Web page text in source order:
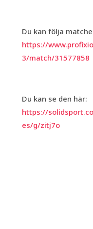
Du kan följa
https://
3/match/31577858
Du kan se den här:
https://
es/g/zitj7o